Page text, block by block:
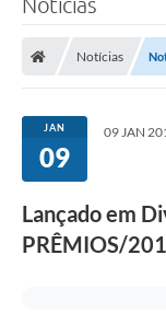
Notícias
Notícias
JAN
09
09 JAN
Lançado em
PRÊMIOS/